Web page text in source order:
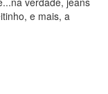
e mais, a